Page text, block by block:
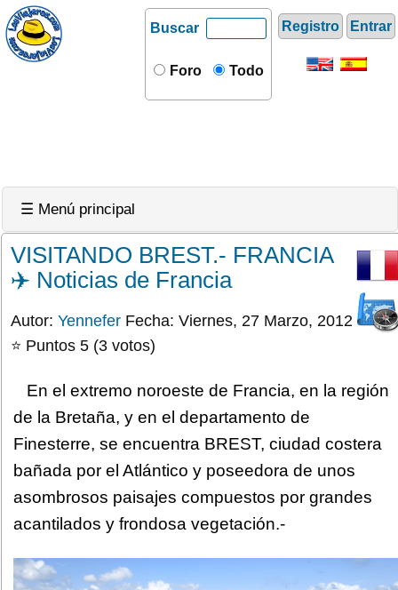
Registro Entrar
Buscar
Foro Todo
☰ Menú principal
VISITANDO BREST.- FRANCIA
✈️ Noticias de Francia
Autor: Yennefer Fecha: Viernes, 27 Marzo, 2012
⭐ Puntos 5 (3 votos)
En el extremo noroeste de Francia, en la región
de la Bretaña, y en el departamento de
Finesterre, se encuentra BREST, ciudad costera
bañada por el Atlántico y poseedora de unos
asombrosos paisajes compuestos por grandes
acantilados y frondosa vegetación.-